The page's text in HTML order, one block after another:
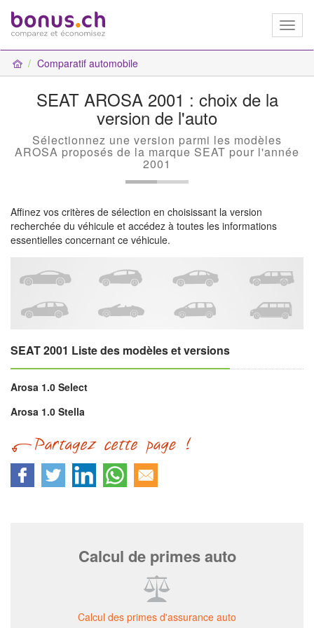
Comparatif automobile
SEAT AROSA 2001 : choix de la
version de l'auto
Sélectionnez une version parmi les modèles
AROSA proposés de la marque SEAT pour l'année
2001
Affinez vos critères de sélection en choisissant la version
recherchée du véhicule et accédez à toutes les informations
essentielles concernant ce véhicule.
SEAT 2001 Liste des modèles et versions
Arosa 1.0 Select
Arosa 1.0 Stella
Calcul de primes auto
Calcul des primes d'assurance auto